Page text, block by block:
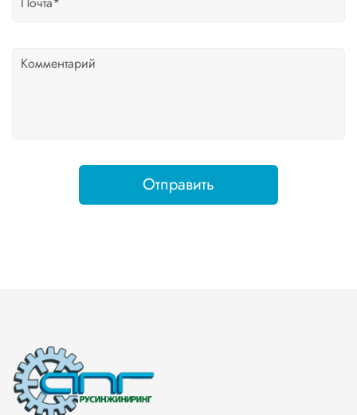
Отправить